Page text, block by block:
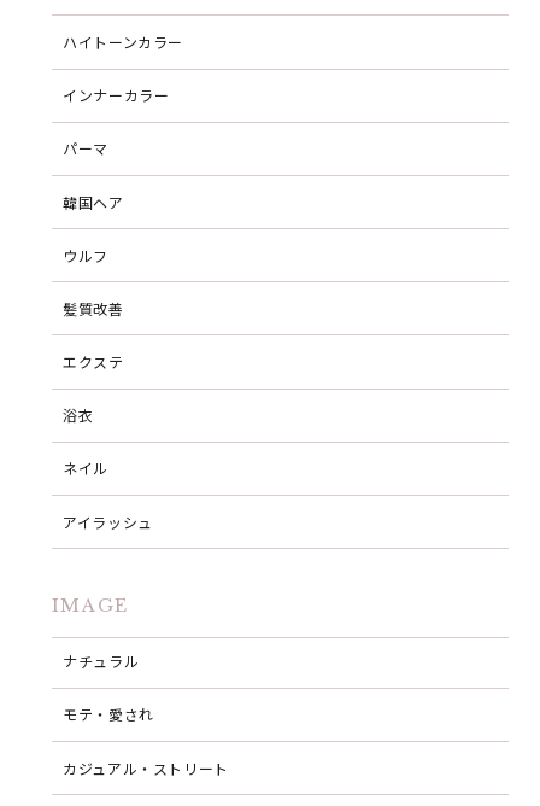
ハイトーンカラー
インナーカラー
パーマ
韓国ヘア
ウルフ
髪質改善
エクステ
浴衣
ネイル
アイラッシュ
IMAGE
ナチュラル
モテ・愛され
カジュアル・ストリート